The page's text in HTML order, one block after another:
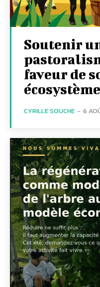
Soutenir
faveur de
CYRILLE SOUCHE - 6